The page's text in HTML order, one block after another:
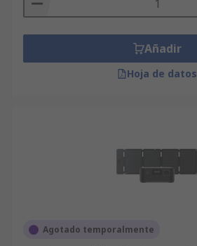
Añadir
Hoja de datos
Agotado temporalmente